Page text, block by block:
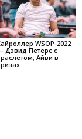
WSOP-2022
Дэвид Петерс с
Айви в